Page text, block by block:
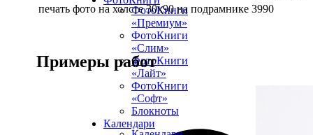
ФотоКниги
«Премиум»
ФотоКниги
«Слим»
ФотоКниги
«Лайт»
ФотоКниги
«Софт»
Блокноты
Календари
печать фото на холсте 30х90 на подрамнике 3990
Примеры работ